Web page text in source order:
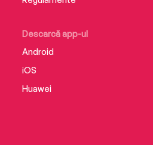
Descarcă app-ul
Android
iOS
Huawei